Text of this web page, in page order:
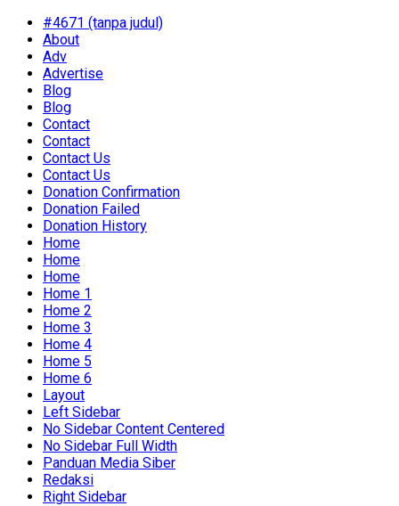
#4671 (tanpa judul)
About
Adv
Advertise
Blog
Blog
Contact
Contact
Contact Us
Contact Us
Donation Confirmation
Donation Failed
Donation History
Home
Home
Home
Home 1
Home 2
Home 3
Home 4
Home 5
Home 6
Layout
Left Sidebar
No Sidebar Content Centered
No Sidebar Full Width
Panduan Media Siber
Redaksi
Right Sidebar